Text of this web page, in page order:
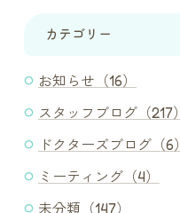
カテゴリー
お知らせ（16）
スタッフブログ（217）
ドクターズブログ（6）
ミーティング（4）
未分類（147）